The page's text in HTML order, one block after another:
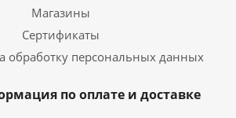
Магазины
Сертификаты
обработку персональных данных
по оплате и доставке